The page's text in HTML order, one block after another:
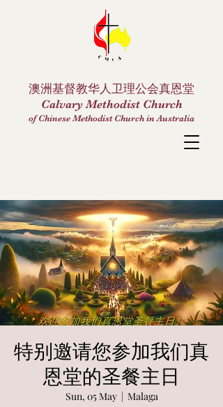
澳洲基督教华人卫理公会真恩堂
Calvary Methodist Church
of Chinese Methodist Church in Australia
特别邀请您参加我们真
恩堂的圣餐主日
Sun, 05 May
  |
Malaga